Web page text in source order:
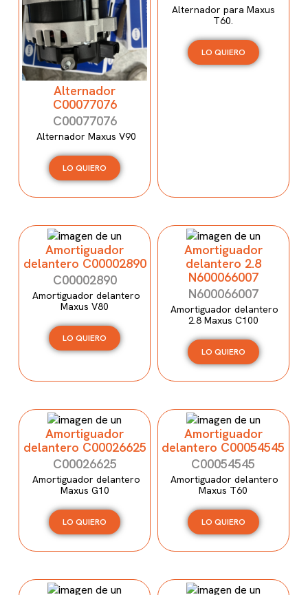
Alternador
C00077076
C00077076
Alternador Maxus V90
LO QUIERO
Alternador para Maxus
T60.
LO QUIERO
Amortiguador
delantero C00002890
C00002890
Amortiguador delantero
Maxus V80
LO QUIERO
Amortiguador
delantero 2.8
N600066007
N600066007
Amortiguador delantero
2.8 Maxus C100
LO QUIERO
Amortiguador
delantero C00026625
C00026625
Amortiguador delantero
Maxus G10
LO QUIERO
Amortiguador
delantero C00054545
C00054545
Amortiguador delantero
Maxus T60
LO QUIERO